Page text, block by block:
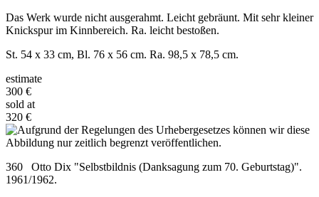
Das Werk wurde nicht ausgerahmt. Leicht gebräunt. Mit sehr kleiner
Knickspur im Kinnbereich. Ra. leicht bestoßen.
St. 54 x 33 cm, Bl. 76 x 56 cm. Ra. 98,5 x 78,5 cm.
estimate
300 €
sold at
320 €
360 Otto Dix "Selbstbildnis (Danksagung zum 70. Geburtstag)".
1961/1962.